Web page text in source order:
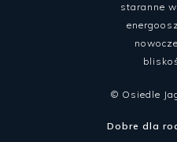
staranne
© Osiedle
Dobre dla